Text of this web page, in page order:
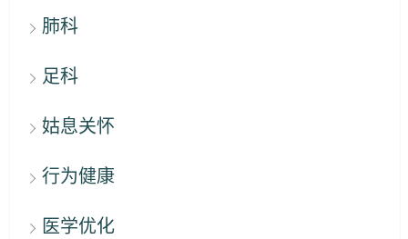
肺科
足科
姑息关怀
行为健康
医学优化